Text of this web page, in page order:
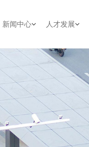
新闻中心 人才发展